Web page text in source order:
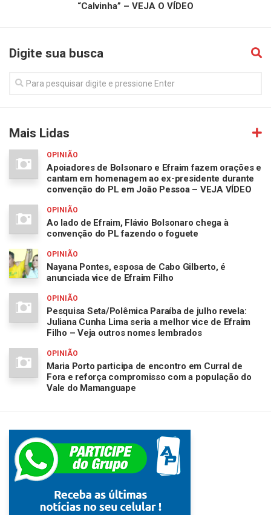
“Calvinha” – VEJA O VÍDEO
Digite sua busca
Mais Lidas
OPINIÃO
Apoiadores de Bolsonaro e Efraim fazem orações e
cantam em homenagem ao ex-presidente durante
convenção do PL em João Pessoa – VEJA VÍDEO
OPINIÃO
Ao lado de Efraim, Flávio Bolsonaro chega à
convenção do PL fazendo o foguete
OPINIÃO
Nayana Pontes, esposa de Cabo Gilberto, é
anunciada vice de Efraim Filho
OPINIÃO
Pesquisa Seta/Polêmica Paraíba de julho revela:
Juliana Cunha Lima seria a melhor vice de Efraim
Filho – Veja outros nomes lembrados
OPINIÃO
Maria Porto participa de encontro em Curral de
Fora e reforça compromisso com a população do
Vale do Mamanguape